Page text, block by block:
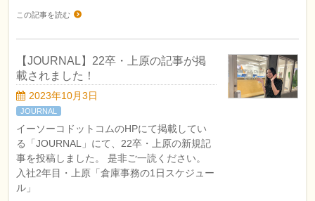
この記事を読む
【JOURNAL】22卒・上原の記事が掲
載されました！
2023年10月3日
JOURNAL
イーソーコドットコムのHPにて掲載してい
る「JOURNAL」にて、22卒・上原の新規記
事を投稿しました。 是非ご一読ください。
入社2年目・上原「倉庫事務の1日スケジュー
ル」